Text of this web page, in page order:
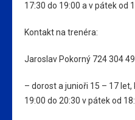
17:30 do 19:00 a v pátek od
Kontakt na trenéra:
Jaroslav Pokorný 724 304
– dorost a junioři 15 – 17 let,
19:00 do 20:30 v pátek od